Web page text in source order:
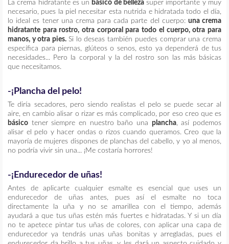
La crema hidratante es un básico de bellezasuper importante y muy
necesario, pues la piel necesitar esta nutrida e hidratada todo el día,
lo ideal es tener una crema para cada parte del cuerpo: una crema
hidratante para rostro, otra corporal para todo el cuerpo, otra para
manos, y otra pies. Si lo deseas también puedes comprar una crema
específica para piernas, glúteos o senos, esto ya dependerá de tus
necesidades... Pero la corporal y la del rostro son las más básicas
que necesitamos.
-¡Plancha del pelo!
Te diría secadores, pero siendo realistas el pelo se puede secar al
aire, en cambio alisar o rizar es más complicado, por eso creo que es
básico tener siempre en nuestro baño una plancha, así podemos
alisar el pelo y hacer ondas o rizos cuando queramos. Creo que la
mayoría de mujeres dispones de planchas del cabello, y yo al menos,
no podría vivir sin una... ¡Me costaría horrores!
-¡Endurecedor de uñas!
Antes de aplicarte cualquier esmalte es esencial que uses un
endurecedor de uñas antes, pues así el esmalte no toca
directamente la uña y no se amarillea con el tiempo, además
ayudará a que tus uñas estén más fuertes e hidratadas. Y si un día
no te apetece pintar tus uñas de colores, con aplicar una capa de
endurecedor ya tendrás unas uñas bonitas y arregladas, pues el